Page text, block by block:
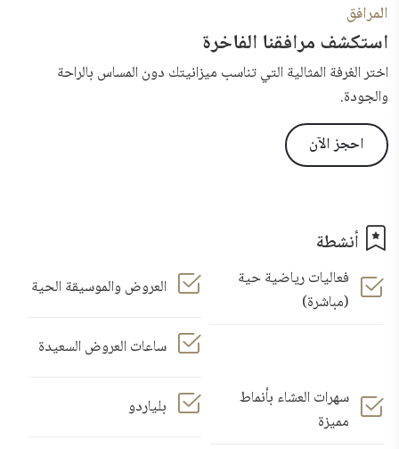
المرافق
استكشف مرافقنا الفاخرة
اختر الغرفة المثالية التي تناسب ميزانيتك دون المساس بالراحة
والجودة.
احجز الآن
أنشطة
بلياردو
سهرات العشاء بأنماط
مميزة
ساعات العروض السعيدة
العروض والموسيقة الحية
فعاليات رياضية حية
(مباشرة)